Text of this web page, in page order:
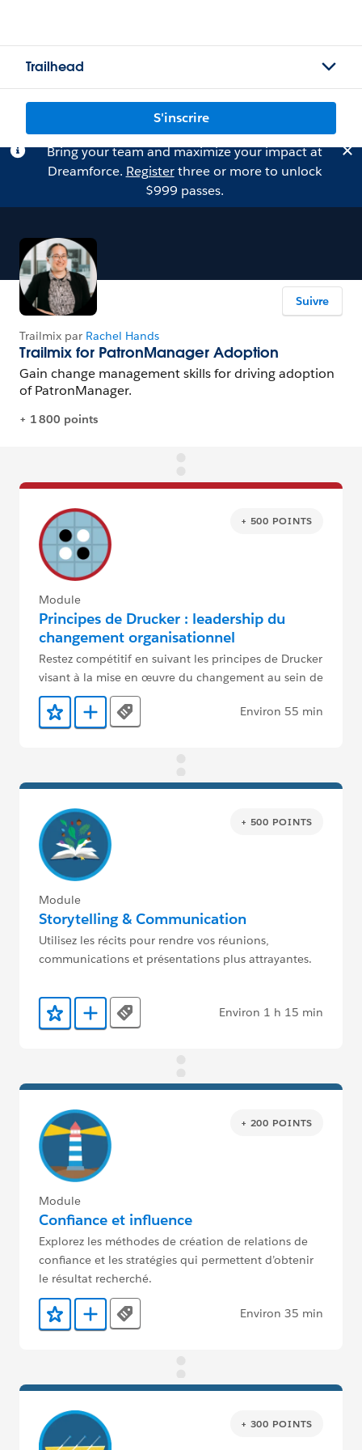
Trailhead
S'inscrire
Bring your team and maximize your impact at
Dreamforce. Registerthree or more to unlock
$999 passes.
Suivre
+ 500 POINTS
Module
Principes de Drucker : leadership du
changement organisationnel
Restez compétitif en suivant les principes de Drucker
visant à la mise en œuvre du changement au sein de
votre organisation.
Ajouter aux favoris
Ajouter au Trailmix
Tags Environ 55 min
+ 500 POINTS
Module
Storytelling & Communication
Utilisez les récits pour rendre vos réunions,
communications et présentations plus attrayantes.
Ajouter aux favoris
Ajouter au Trailmix
Tags Environ 1 h 15 min
+ 200 POINTS
Module
Confiance et influence
Explorez les méthodes de création de relations de
confiance et les stratégies qui permettent d’obtenir
le résultat recherché.
Ajouter aux favoris
Ajouter au Trailmix
Tags Environ 35 min
+ 300 POINTS